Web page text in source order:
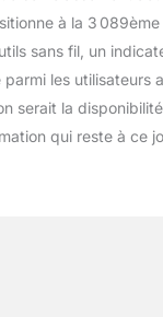
à la 3
sans fil, un
les utilisateurs
serait la
qui reste à ce